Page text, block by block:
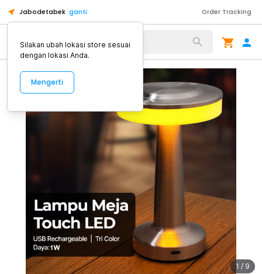
Jabodetabek ganti Order Tracking
Alat Kopi
1 / 9
Silakan ubah lokasi store sesuai
dengan lokasi Anda.
Mengerti